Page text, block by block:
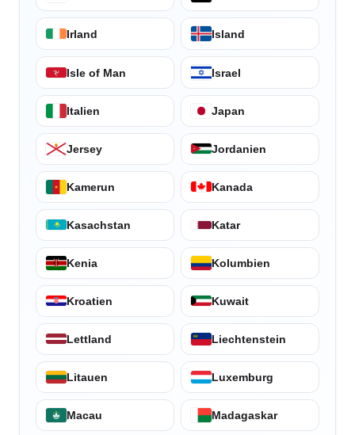
Irland Island
Isle of Man Israel
Italien Japan
Jersey Jordanien
Kamerun Kanada
Kasachstan Katar
Kenia Kolumbien
Kroatien Kuwait
Lettland Liechtenstein
Litauen Luxemburg
Macau Madagaskar